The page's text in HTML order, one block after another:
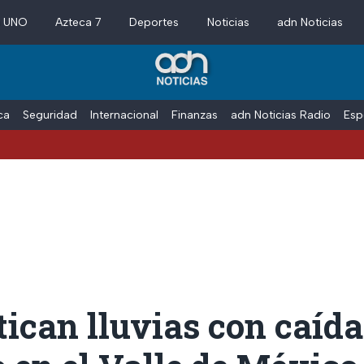
Azteca 7 Deportes Noticias adn Noticias
Seguridad Internacional Finanzas adn Noticias Radio
lluvias con